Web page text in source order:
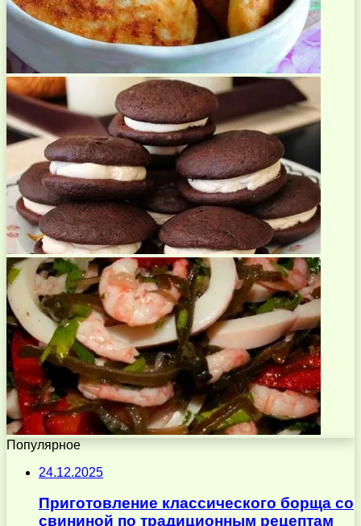
Популярное
24.12.2025
Приготовление классического борща со
свининой по традиционным рецептам